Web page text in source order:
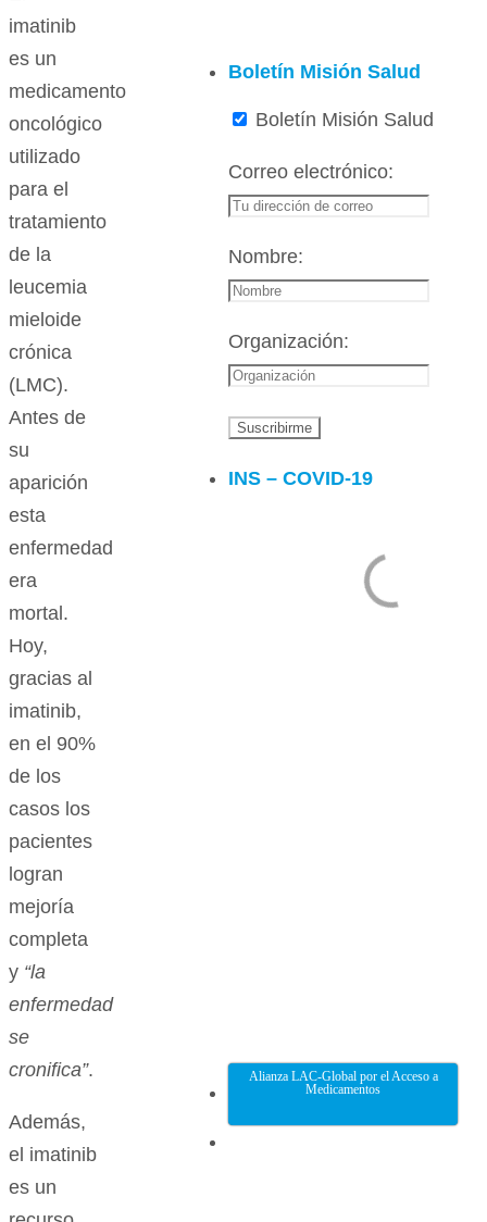
imatinib
es un
medicamento
oncológico
utilizado
para el
tratamiento
de la
leucemia
mieloide
crónica
(LMC).
Antes de
su
aparición
esta
enfermedad
era
mortal.
Hoy,
gracias al
imatinib,
en el 90%
de los
casos los
pacientes
logran
mejoría
completa
y “la
enfermedad
se
cronifica”.
Además,
el imatinib
es un
Boletín Misión Salud
Boletín Misión Salud
Correo electrónico:
Nombre:
Organización:
INS – COVID-19
Alianza LAC-Global por el Acceso a
Medicamentos